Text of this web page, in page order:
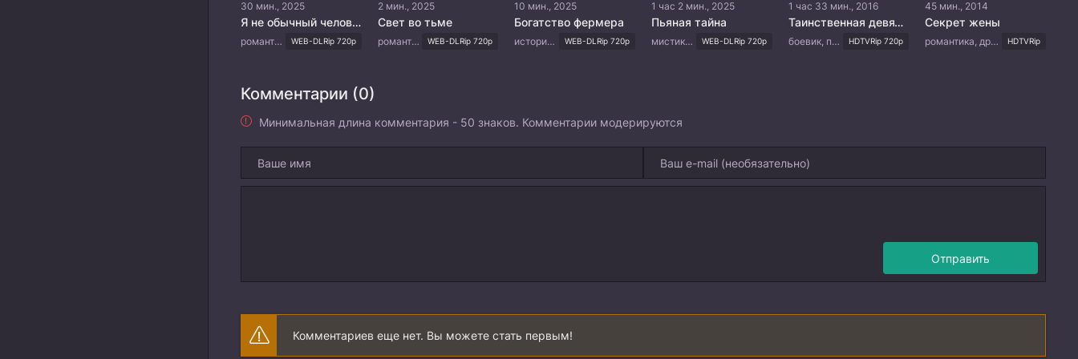
30 мин., 2025
Я не обычный человек
романтика WEB-DLRip 720p
2 мин., 2025
Свет во тьме
романтика, драма WEB-DLRip 720p
10 мин., 2025
Богатство фермера
история, романтика, фэнтези WEB-DLRip 720p
1 час 2 мин., 2025
Пьяная тайна
мистика, ужасы, комедия, сверхъестественное WEB-DLRip 720p
1 час 33 мин., 2016
Таинственная девятка: Иная история
боевик, приключения, история, фэнтези HDTVRip 720p
45 мин., 2014
Секрет жены
романтика, драма HDTVRip
Комментарии (0)
Минимальная длина комментария - 50 знаков. Комментарии модерируются
Отправить
Комментариев еще нет. Вы можете стать первым!